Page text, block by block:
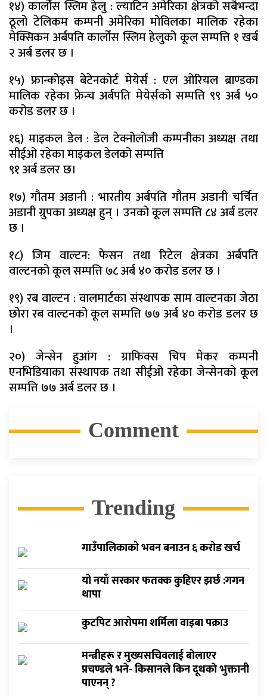
१४) कार्लोस स्लिम हेलु : ल्याटिन अमेरिका क्षेत्रको सबैभन्दा
ठूलो टेलिकम कम्पनी अमेरिका मोविलका मालिक रहेका
मेक्सिकन अर्बपति कार्लोस स्लिम हेलुको कूल सम्पत्ति १ खर्ब
२ अर्ब डलर छ ।
१५) फ्रान्कोइस बेटेनकोर्ट मेयेर्स : एल ओरियल ब्राण्डका
मालिक रहेका फ्रेन्च अर्बपति मेयेर्सको सम्पत्ति ९९ अर्ब ५०
करोड डलर छ ।
१६) माइकल डेल : डेल टेक्नोलोजी कम्पनीका अध्यक्ष तथा
सीईओ रहेका माइकल डेलको सम्पत्ति
९१ अर्ब डलर छ।
१७) गौतम अडानी : भारतीय अर्बपति गौतम अडानी चर्चित
अडानी ग्रुपका अध्यक्ष हुन् । उनको कूल सम्पत्ति ८४ अर्ब डलर
छ ।
१८) जिम वाल्टन: फेसन तथा रिटेल क्षेत्रका अर्बपति
वाल्टनको कूल सम्पत्ति ७८ अर्ब ४० करोड डलर छ ।
१९) रब वाल्टन : वालमार्टका संस्थापक साम वाल्टनका जेठा
छोरा रब वाल्टनको कूल सम्पत्ति ७७ अर्ब ४० करोड डलर छ
।
२०) जेन्सेन हुआंग : ग्राफिक्स चिप मेकर कम्पनी
एनभिडियाका संस्थापक तथा सीईओ रहेका जेन्सेनको कूल
सम्पत्ति ७७ अर्ब डलर छ ।
Comment
Trending
गाउँपालिकाको भवन बनाउन ६ करोड खर्च
यो नयाँ सरकार फतक्क कुहिएर झर्छ :गगन
थापा
कुटपिट आरोपमा शर्मिला वाइबा पक्राउ
मन्त्रीहरू र मुख्यसचिवलाई बाेलाएर
प्रचण्डले भने- किसानले किन दूधकाे भुक्तानी
पाएनन् ?